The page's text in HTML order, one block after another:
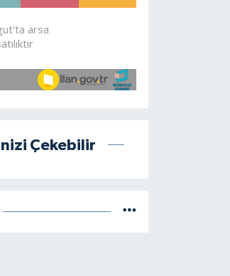
Çekebilir